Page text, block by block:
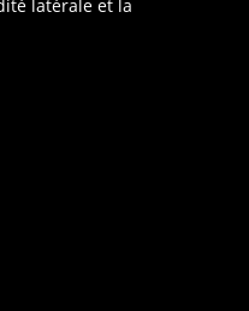
latérale et la